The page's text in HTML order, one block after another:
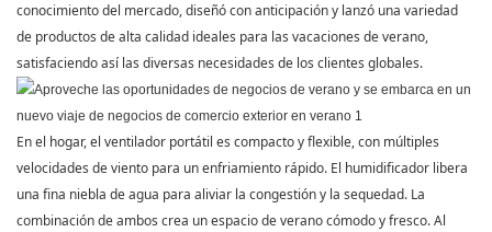
conocimiento del mercado, diseñó con anticipación y lanzó una variedad
de productos de alta calidad ideales para las vacaciones de verano,
satisfaciendo así las diversas necesidades de los clientes globales.
En el hogar, el ventilador portátil es compacto y flexible, con múltiples
velocidades de viento para un enfriamiento rápido. El humidificador libera
una fina niebla de agua para aliviar la congestión y la sequedad. La
combinación de ambos crea un espacio de verano cómodo y fresco. Al